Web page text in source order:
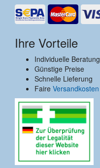
Ihre Vorteile
Individuelle Beratung
Günstige Preise
Schnelle Lieferung
Faire Versandkosten